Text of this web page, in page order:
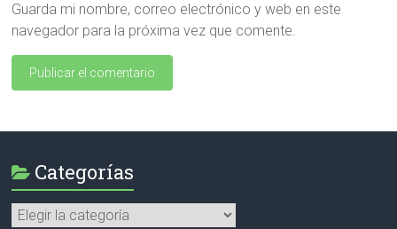
Guarda mi nombre, correo electrónico y web en este
navegador para la próxima vez que comente.
Categorías
Categorías